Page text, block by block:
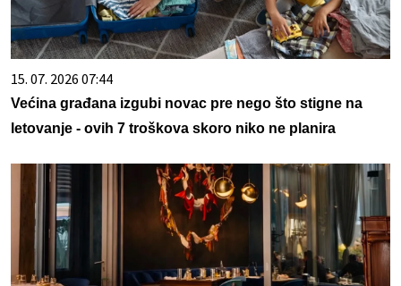
15. 07. 2026 07:44
Većina građana izgubi novac pre nego što stigne na
letovanje - ovih 7 troškova skoro niko ne planira